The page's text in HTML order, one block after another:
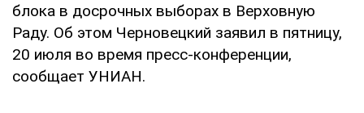
блока в досрочных выборах в Верховную
Раду. Об этом Черновецкий заявил в пятницу,
20 июля во время пресс-конференции,
сообщает УНИАН.